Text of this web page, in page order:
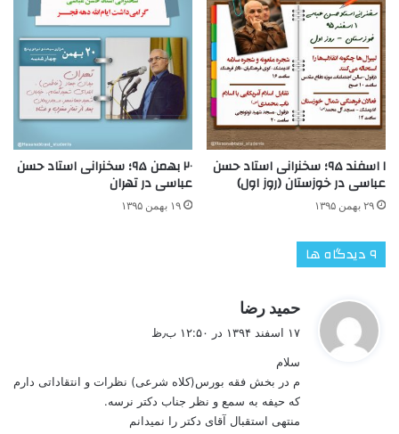
۱ اسفند ۹۵؛ سخنرانی استاد حسن
عباسی در خوزستان (روز اول)
۲۹ بهمن ۱۳۹۵
۲۰ بهمن ۹۵؛ سخنرانی استاد حسن
عباسی در تهران
۱۹ بهمن ۱۳۹۵
‫۹ دیدگاه ها
حمید رضا
۱۷ اسفند ۱۳۹۴ در ۱۲:۵۰ ب٫ظ
سلام
م در بخش فقه بورس(کلاه شرعی) نظرات و انتقاداتی دارم
که حیفه به سمع و نظر جناب دکتر نرسه.
منتهی استقبال آقای دکتر را نمیدانم